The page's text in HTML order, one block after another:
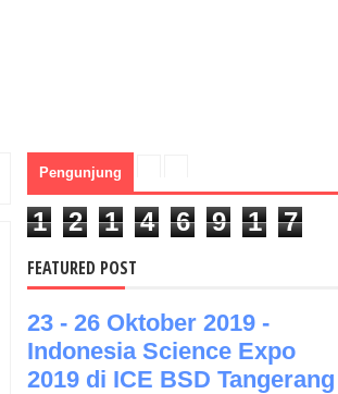
Pengunjung
1 2 1 4 6 9 1 7
FEATURED POST
23 - 26 Oktober 2019 -
Indonesia Science Expo
2019 di ICE BSD Tangerang